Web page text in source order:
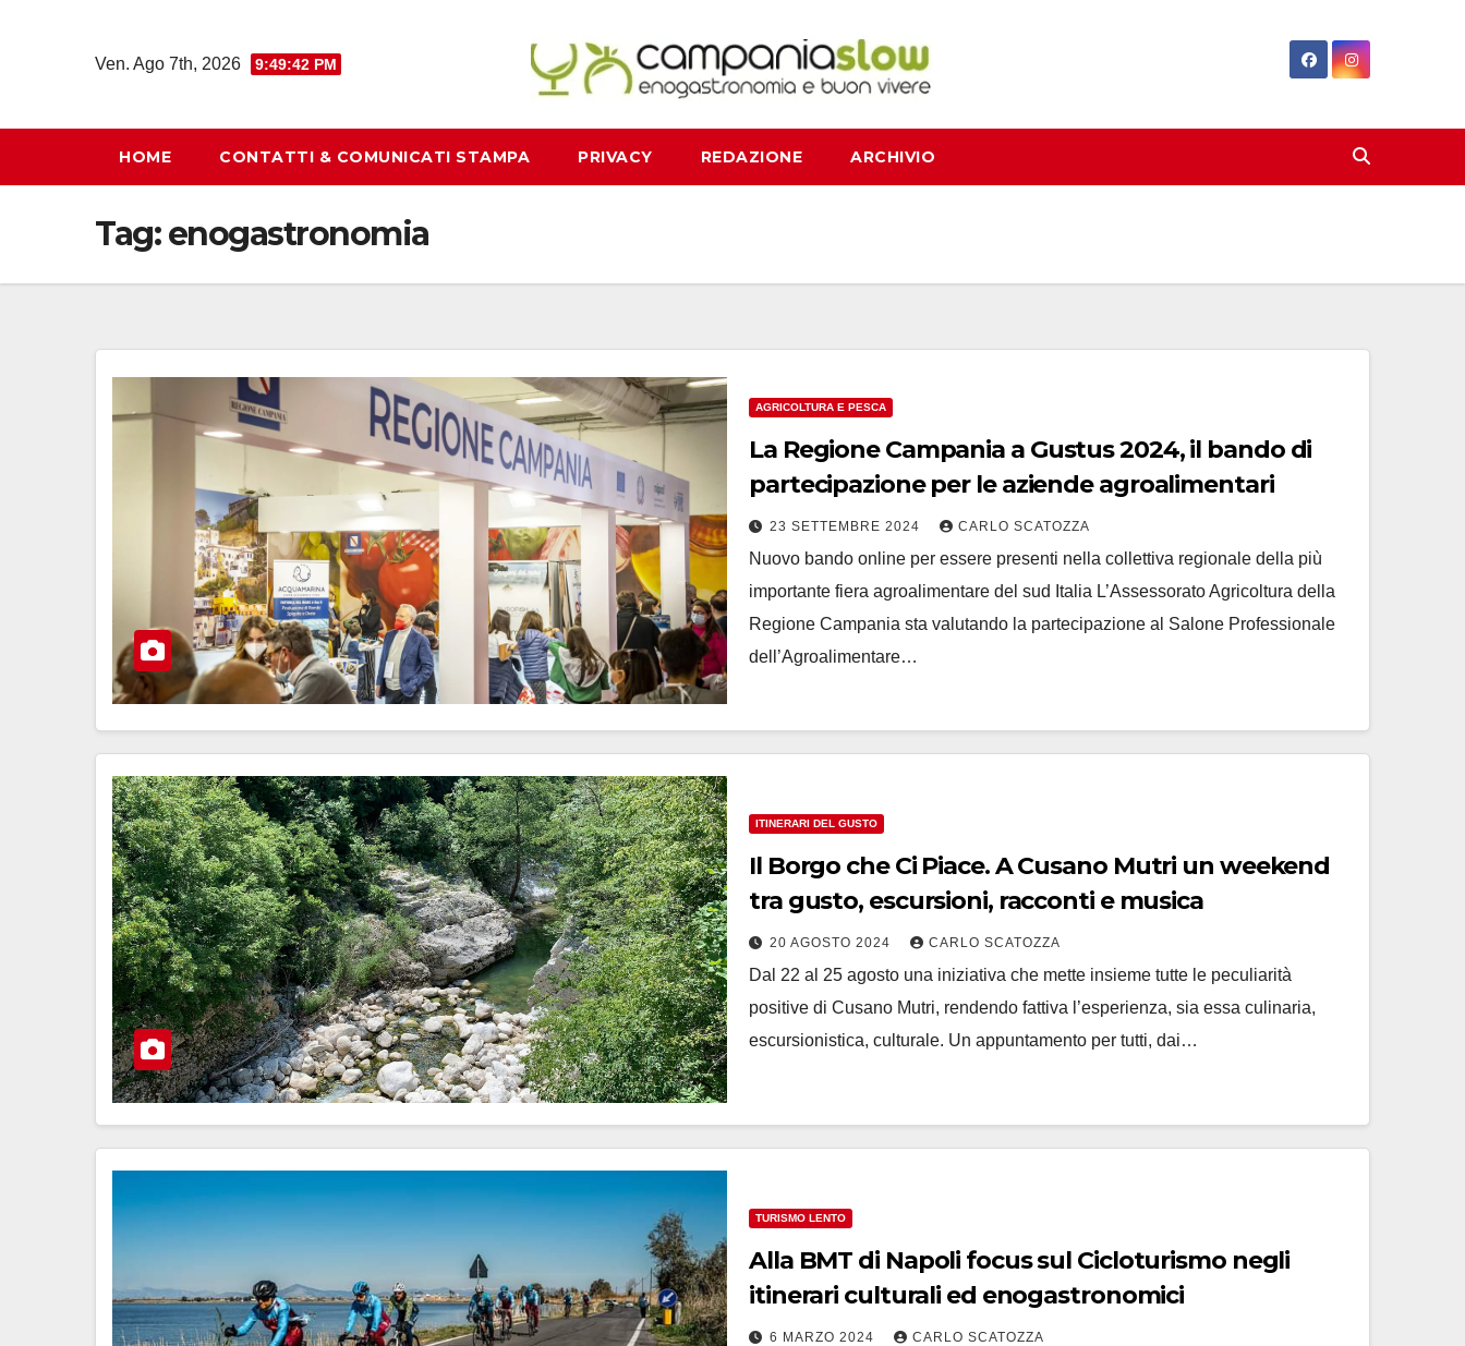
Ven. Ago 7th, 2026 9:49:44 PM
HOME CONTATTI & COMUNICATI STAMPA PRIVACY REDAZIONE ARCHIVIO
Tag:enogastronomia
AGRICOLTURA E PESCA
La Regione Campania a Gustus 2024, il bando di
partecipazione per le aziende agroalimentari
23 SETTEMBRE 2024 CARLO SCATOZZA
Nuovo bando online per essere presenti nella collettiva regionale della più
importante fiera agroalimentare del sud Italia L’Assessorato Agricoltura della
Regione Campania sta valutando la partecipazione al Salone Professionale
dell’Agroalimentare…
ITINERARI DEL GUSTO
Il Borgo che Ci Piace. A Cusano Mutri un weekend
tra gusto, escursioni, racconti e musica
20 AGOSTO 2024 CARLO SCATOZZA
Dal 22 al 25 agosto una iniziativa che mette insieme tutte le peculiarità
positive di Cusano Mutri, rendendo fattiva l’esperienza, sia essa culinaria,
escursionistica, culturale. Un appuntamento per tutti, dai…
TURISMO LENTO
Alla BMT di Napoli focus sul Cicloturismo negli
itinerari culturali ed enogastronomici
6 MARZO 2024 CARLO SCATOZZA